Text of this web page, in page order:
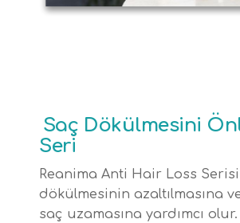
Saç Dökülmesini
Seri
Reanima Anti Hair Loss
dökülmesinin azaltılmasına ve
saç uzamasına yardımcı olur.